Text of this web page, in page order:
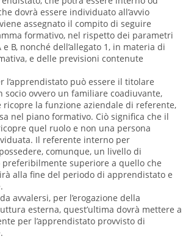
dovrà essere individuato all’avvio
assegnato il compito di seguire
formativo, nel rispetto dei parametri
B, nonché dell’allegato 1, in materia di
e delle previsioni contenute
l’apprendistato può essere il titolare
socio ovvero un familiare coadiuvante,
ricopre la funzione aziendale di referente,
nel piano formativo. Ciò significa che il
quel ruolo e non una persona
Il referente interno per
comunque, un livello di
superiore a quello che
alla fine del periodo di apprendistato e
avvalersi, per l’erogazione della
esterna, quest’ultima dovrà mettere a
per l’apprendistato provvisto di